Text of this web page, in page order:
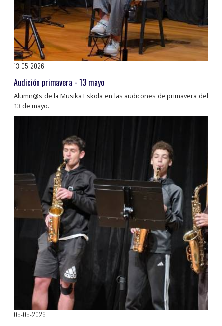
13-05-2026
Audición primavera - 13 mayo
Alumn@s de la Musika Eskola en las audicones de primavera del
13 de mayo.
05-05-2026